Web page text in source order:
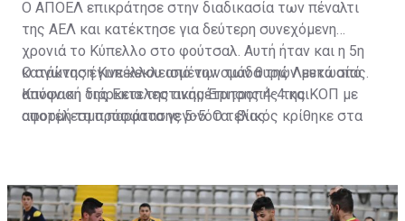
Ο ΑΠΟΕΛ επικράτησε στην διαδικασία των πέναλτι
της ΑΕΛ και κατέκτησε για δεύτερη συνεχόμενη
χρονιά το Κύπελλο στο φούτσαλ. Αυτή ήταν και η 5η
κατάκτηση Κυπέλλου από την ομάδα της Λευκωσίας.
Κανονική διάρκεια της αναμέτρησης 4-4 και
αποτέλεσμα παράτασης 5-5. Ο τελικός κρίθηκε στα
Ο αγώνας έγινε κεκλεισμένων των θυρών μετά από
απόφαση της Εκτελεστικής Επιτροπής της ΚΟΠ με
αφορμή τα πρόσφατα γεγονότα βίας.